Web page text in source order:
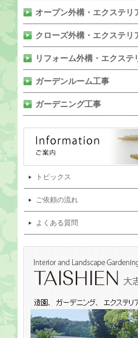
オープン外構・エクステリ
クローズ外構・エクステリ
リフォーム外構・エクステ
ガーデンルーム工事
ガーデニング工事
トピックス
ご依頼の流れ
よくある質問